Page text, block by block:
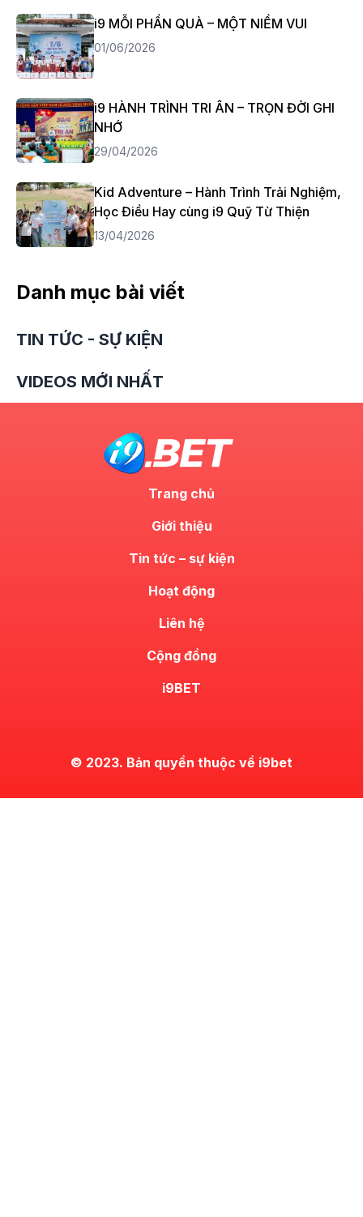
i9 MỖI PHẦN QUÀ – MỘT NIỀM VUI
01/06/2026
i9 HÀNH TRÌNH TRI ÂN – TRỌN ĐỜI GHI
NHỚ
29/04/2026
Kid Adventure – Hành Trình Trải Nghiệm,
Học Điều Hay cùng i9 Quỹ Từ Thiện
13/04/2026
Danh mục bài viết
TIN TỨC - SỰ KIỆN
VIDEOS MỚI NHẤT
Trang chủ
Giới thiệu
Tin tức – sự kiện
Hoạt động
Liên hệ
Cộng đồng
i9BET
© 2023. Bản quyền thuộc về i9bet